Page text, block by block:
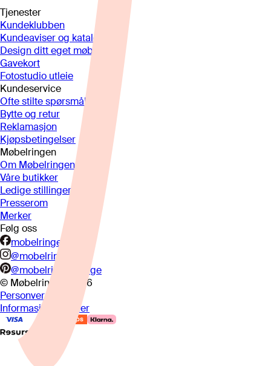
Tjenester
Kundeklubben
Kundeaviser og kataloger
Design ditt eget møbel
Gavekort
Fotostudio utleie
Kundeservice
Ofte stilte spørsmål
Bytte og retur
Reklamasjon
Kjøpsbetingelser
Møbelringen
Om Møbelringen
Våre butikker
Ledige stillinger
Presserom
Merker
Følg oss
mobelringen.no
@mobelringen
@mobelringennorge
© Møbelringen
2026
Personvern
Informasjonskapsler